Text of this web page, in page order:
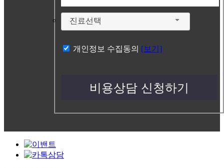
진료선택
개인정보 수집동의 [보기]